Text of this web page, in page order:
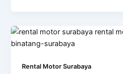
Rental Motor Surabaya